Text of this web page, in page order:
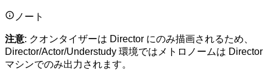
ノート
注意: クオンタイザーは Director にのみ描画されるため、
Director/Actor/Understudy 環境ではメトロノームは Director
マシンでのみ出力されます。